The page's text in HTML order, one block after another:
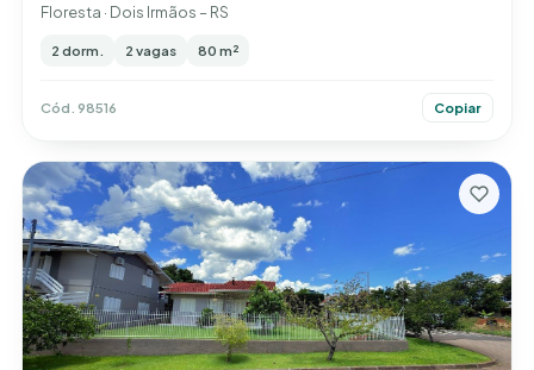
Floresta · Dois Irmãos – RS
2 dorm. 2 vagas 80 m²
Cód. 98516 Copiar